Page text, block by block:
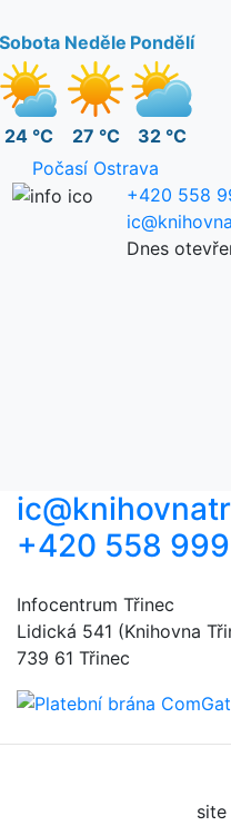
Sobota
24 °C
Neděle
27 °C
Pondělí
32 °C
Počasí Ostrava
+420 558
Dnes
+420 558 999
Infocentrum Třinec
Lidická 541 (Knihovna
739 61 Třinec